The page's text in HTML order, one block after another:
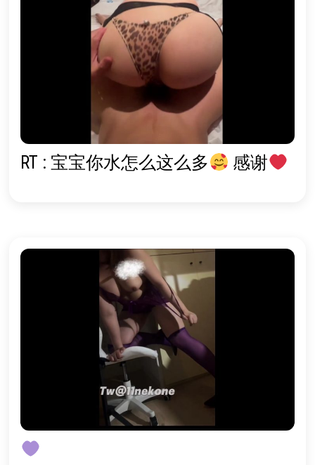
RT : 宝宝你水怎么这么多 感谢